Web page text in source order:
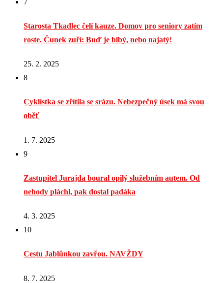
Starosta Tkadlec čelí kauze. Domov pro seniory zatím
roste. Čunek zuří: Buď je blbý, nebo najatý!
25. 2. 2025
8
Cyklistka se zřítila se srázu. Nebezpečný úsek má svou
oběť
1. 7. 2025
9
Zastupitel Jurajda boural opilý služebním autem. Od
nehody pláchl, pak dostal padáka
4. 3. 2025
10
Cestu Jablůnkou zavřou. NAVŽDY
8. 7. 2025